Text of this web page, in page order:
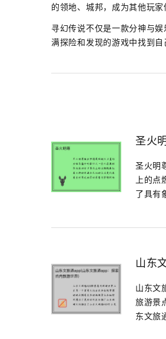
的领地、城邦，成为其他玩家
寻幻传说不仅是一款分神与
满探险和发现的游戏中找到自
圣火
圣火明
上的点
了具有
山东
山东文
旅游景
东文旅